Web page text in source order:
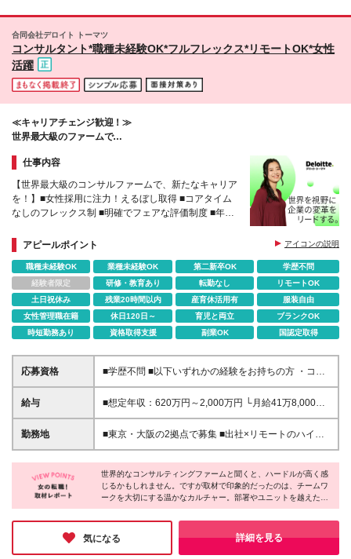
合同会社デロイト トーマツ
コンサルタント*職種未経験OK*フルフレックス*リモートOK*女性
活躍
≪キャリアチェンジ歓迎！≫
世界最大級のファームで
仕事内容
【世界最大級のコンサルファームで、新たなキャリア
を！】■女性採用に注力！えるぼし取得 ■コアタイム
なしのフレックス制 ■明確でフェアな評価制度 ■年間
アピールポイント
アイコンの説明
職種未経験OK 業種未経験OK 第二新卒OK
学歴不問
経験者限定
研修・教育あり 転勤なし
リモートOK
土日祝休み
残業20時間以内 産育休活用有
服装自由
女性管理職在籍
休日120日～ 育児と両立
ブランクOK
時短勤務あり
資格取得支援 副業OK 国認定取得
応募資格
■学歴不問 ■以下いずれかの経験をお持ちの方 ・コン
サルティングファームでの実務経験 ・SEとしての実
務経験（要件定義などの上流工程を想定） ・事業会
画、業務改善、プロジェクトリード／マネジメントな
ど 【このような方をお待ちしています！】 □社会課
を描くだけでなく、成果にもこだわりたい □グローバ
ルな環境で多彩な知見を身につけたい □キャリアと私
生活を両立したい
給与
■想定年収：620万円～2,000万円 └月給41万8,000
円〜160万8,400円＋賞与 ※月給には、固定残業代
（12万1,700円〜24万2,700円／1ヶ月あたり50時間
（期間中の条件に変更はありません）
勤務地
■東京・大阪の2拠点で募集 ■出社×リモートのハイブ
リッドワークOK 【東京｜二重橋オフィス】 東京都千
代田区丸の内3-2-3 丸の内二重橋ビルディング 【大
阪オフィス】 大阪府大阪市中央区今橋4-1-1 淀屋橋
三井ビルディング ※(仕事内容欄：変更の範囲)仕事内
容欄の記載を除く当社業務全般 ※(勤務地欄：変更の
範囲)勤務地欄の記載を除く当社関連勤務地
世界的なコンサルティングファームと聞くと、ハードルが高く感
じるかもしれません。ですが取材で印象的だったのは、チームワ
ークを大切にする温かなカルチャー。部署やユニットを越えた連
携が日常的で、多様な専門性を持つメンバー同士が知見を共有し
ながら課題解決に取り組んでいます。また、柔軟な働き方を“自然
に活用できる風土”も魅力。経験を活かし、新たなキャリアに挑戦
したい方におすすめしたい企業です。
気になる 詳細を見る